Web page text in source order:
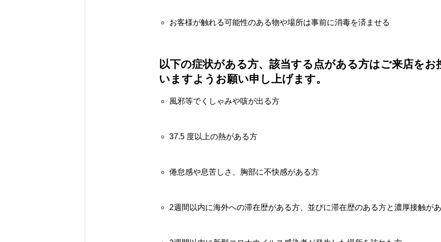
お客様が触れる可能性のある物や場所は事前に消毒を済ませる
以下の症状がある方、該当する点がある方はご来店をお
いますようお願い申し上げます。
風邪等でくしゃみや咳が出る方
37.5 度以上の熱がある方
倦怠感や息苦しさ、胸部に不快感がある方
2週間以内に海外への滞在歴がある方、並びに滞在歴のある方と濃厚接触が